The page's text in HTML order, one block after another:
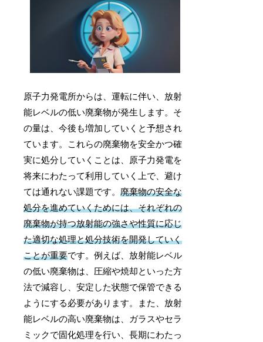
原子力発電所からは、運転に伴い、放射
能レベルの低い廃棄物が発生します。そ
の量は、今後も増加していくと予想され
ています。これらの廃棄物を安全かつ確
実に処分していくことは、原子力発電を
将来にわたって利用していく上で、避け
ては通れない課題です。廃棄物の安全な
処分を進めていくためには、それぞれの
廃棄物が持つ放射能の強さや性質に応じ
た適切な処理と処分技術を開発していく
ことが重要です。例えば、放射能レベル
の低い廃棄物は、圧縮や焼却といった方
法で減容し、安定した状態で保管できる
ようにする必要があります。また、放射
能レベルの高い廃棄物は、ガラスやセラ
ミックで固化処理を行い、長期にわたっ